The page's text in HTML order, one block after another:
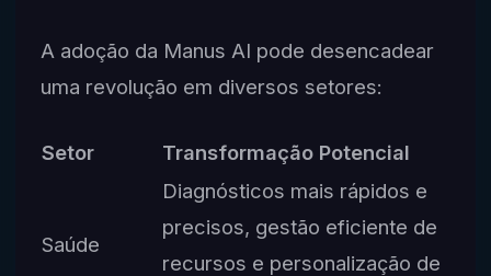
A adoção da Manus AI pode desencadear
uma revolução em diversos setores:
Setor Transformação Potencial
Saúde
Diagnósticos mais rápidos e
precisos, gestão eficiente de
recursos e personalização de